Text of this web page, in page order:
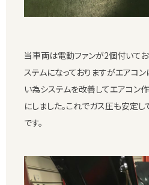
当車両は電動ファンが2個付いて
ステムになっておりますがエアコ
い為システムを改善してエアコン
にしました。これでガス圧も安定
です。